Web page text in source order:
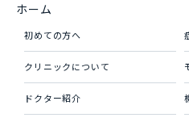
ホーム
初めての方へ
クリニックについて
ドクター紹介